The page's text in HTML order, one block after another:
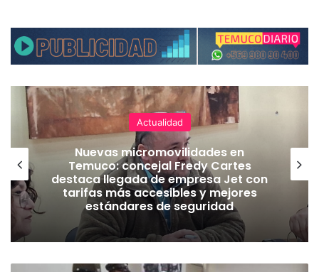
Actualidad
Nuevas micromovilidades en
Temuco: concejal Fredy Cartes
destaca llegada de empresa Jet con
tarifas más accesibles y mejores
estándares de seguridad